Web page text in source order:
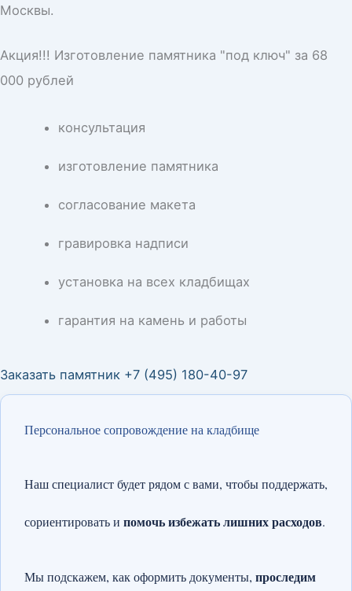
Москвы.
Акция!!! Изготовление памятника "под ключ" за 68
000 рублей
консультация
изготовление памятника
согласование макета
гравировка надписи
установка на всех кладбищах
гарантия на камень и работы
Заказать памятник +7 (495) 180-40-97
Персональное сопровождение на кладбище
Наш специалист будет рядом с вами, чтобы поддержать,
сориентировать и помочь избежать лишних расходов.
Мы подскажем, как оформить документы, проследим